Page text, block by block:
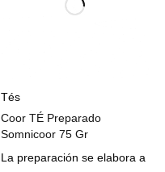
Tés
Coor TÉ Preparado
Somnicoor 75 Gr
La preparación se elabora a